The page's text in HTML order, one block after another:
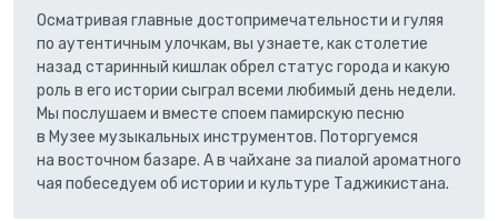
Осматривая главные достопримечательности и гуляя
по аутентичным улочкам, вы узнаете, как столетие
назад старинный кишлак обрел статус города и какую
роль в его истории сыграл всеми любимый день недели.
Мы послушаем и вместе споем памирскую песню
в Музее музыкальных инструментов. Поторгуемся
на восточном базаре. А в чайхане за пиалой ароматного
чая побеседуем об истории и культуре Таджикистана.